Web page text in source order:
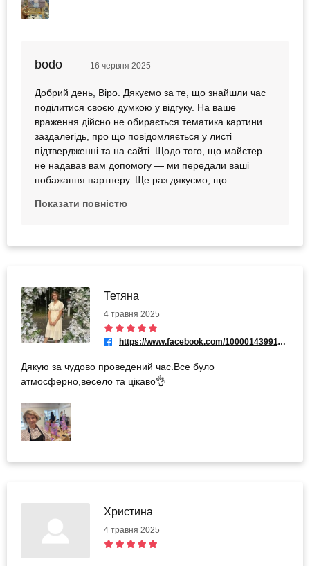
картина буде = бо квіти я не дуже люблю і записувалась
обирали. 2) На самому майстер-класі мені "прям
давали якісь поради, але не допомагали. Скоріш за все
залишить від клієнтів і можливо негативний досвід коли
допомагали, але людям потім не сподобалося. Для мене
б особисто допомога була б плюсом. Знову ж таки я
задоволена результатом і майстер-класом і гарно провела
час. Вино було смачне =)
bodo 16 червня 2025
Добрий день, Віро. Дякуємо за те, що знайшли час
поділитися своєю думкою у відгуку. На ваше
враження дійсно не обирається тематика картини
заздалегідь, про що повідомляється у листі
підтвердженні та на сайті. Щодо того, що майстер
не надавав вам допомогу — ми передали ваші
побажання партнеру. Ще раз дякуємо, що
допомагаєте нам ставати краще.
Показати повністю
Тетяна
4 травня 2025
https://www.facebook.com/100001439911039
Дякую за чудово проведений час.Все було
атмосферно,весело та цікаво👌
Христина
4 травня 2025